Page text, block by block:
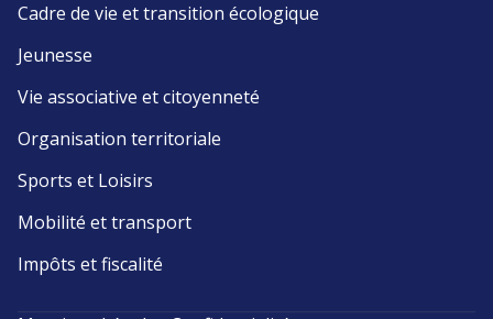
Cadre de vie et transition écologique
Jeunesse
Vie associative et citoyenneté
Organisation territoriale
Sports et Loisirs
Mobilité et transport
Impôts et fiscalité